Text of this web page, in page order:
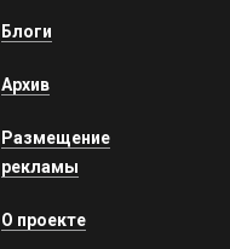
Блоги
Архив
Размещение
рекламы
О проекте